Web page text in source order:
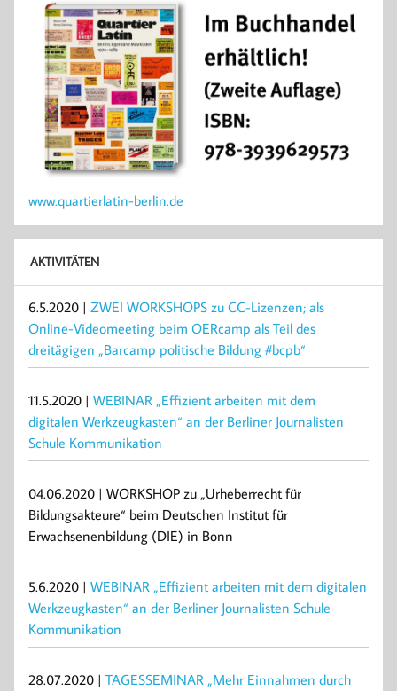
www.quartierlatin-berlin.de
AKTIVITÄTEN
6.5.2020 | ZWEI WORKSHOPS zu CC-Lizenzen; als
Online-Videomeeting beim OERcamp als Teil des
dreitägigen „Barcamp politische Bildung #bcpb“
11.5.2020 | WEBINAR „Effizient arbeiten mit dem
digitalen Werkzeugkasten“ an der Berliner Journalisten
Schule Kommunikation
04.06.2020 | WORKSHOP zu „Urheberrecht für
Bildungsakteure“ beim Deutschen Institut für
Erwachsenenbildung (DIE) in Bonn
5.6.2020 | WEBINAR „Effizient arbeiten mit dem digitalen
Werkzeugkasten“ an der Berliner Journalisten Schule
Kommunikation
28.07.2020 | TAGESSEMINAR „Mehr Einnahmen durch